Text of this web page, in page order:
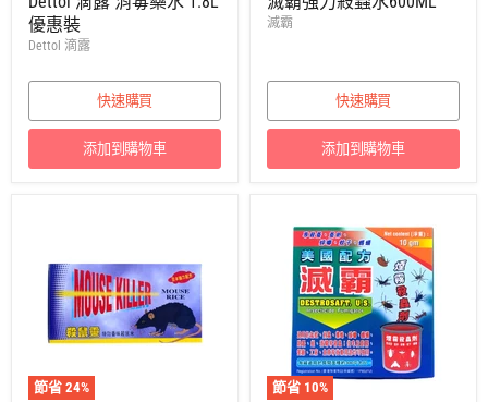
售
價
優惠裝
Dettol 滴露
快速購買
添加到購物車
售
價
滅霸
快速購買
添加到購物車
節省 24%
節省 10%